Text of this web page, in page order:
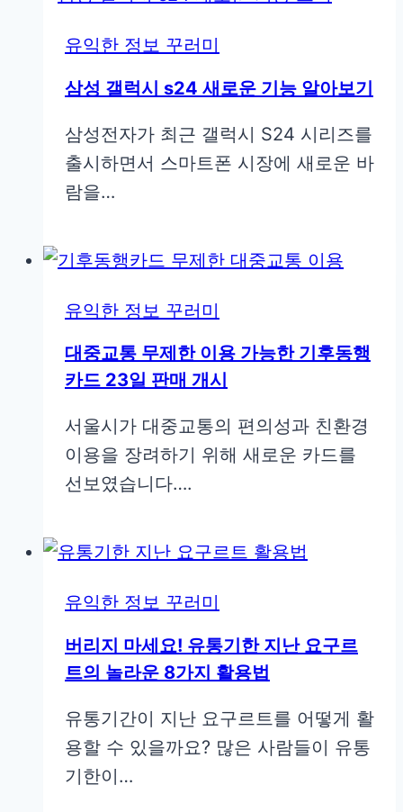
유익한 정보 꾸러미
삼성 갤럭시 s24 새로운 기능 알아보기
삼성전자가 최근 갤럭시 S24 시리즈를
출시하면서 스마트폰 시장에 새로운 바
람을…
유익한 정보 꾸러미
대중교통 무제한 이용 가능한 기후동행
카드 23일 판매 개시
서울시가 대중교통의 편의성과 친환경
이용을 장려하기 위해 새로운 카드를
선보였습니다….
유익한 정보 꾸러미
버리지 마세요! 유통기한 지난 요구르
트의 놀라운 8가지 활용법
유통기간이 지난 요구르트를 어떻게 활
용할 수 있을까요? 많은 사람들이 유통
기한이…